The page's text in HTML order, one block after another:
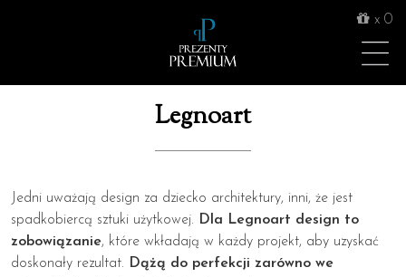
x 0
Legnoart
Jedni uważają design za dziecko architektury, inni, że jest
spadkobiercą sztuki użytkowej. Dla Legnoart design to
zobowiązanie, które wkładają w każdy projekt, aby uzyskać
doskonały rezultat. Dążą do perfekcji zarówno we